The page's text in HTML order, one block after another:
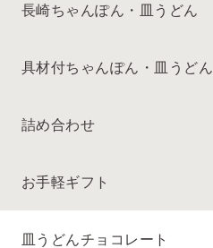
長崎ちゃんぽん・皿うどん
具材付ちゃんぽん・皿うどん
詰め合わせ
お手軽ギフト
皿うどんチョコレート